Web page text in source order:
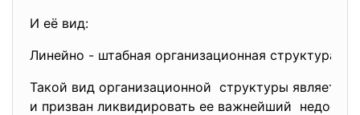
И её вид:
Линейно - штабная организационная структура
Такой вид организационной структуры является
и призван ликвидировать ее важнейший